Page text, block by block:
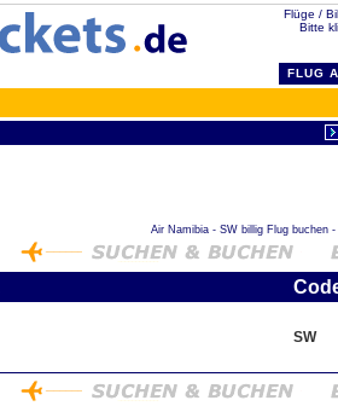
Flüge /
Bitte
FLUG
Air Namibia - SW billig Flug buchen
SW